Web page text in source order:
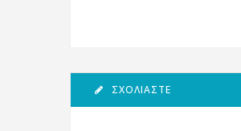
ΣΧΟΛΙΆΣΤΕ